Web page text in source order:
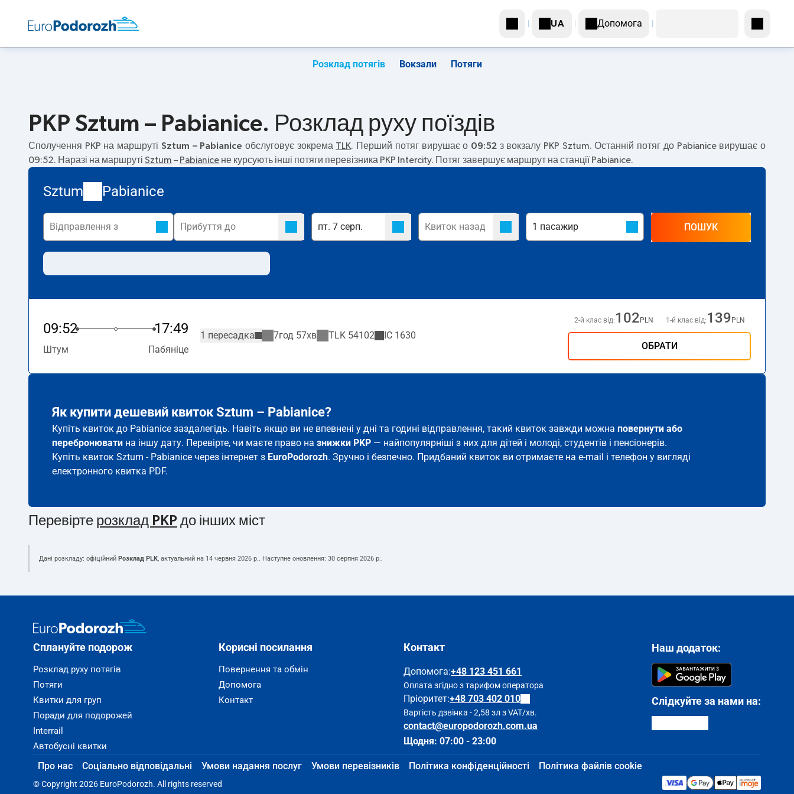
UA Допомога
Розклад потягів Вокзали Потяги
PKP Sztum – Pabianice. Розклад руху поїздів
Сполучення PKP на маршруті Sztum – Pabianice обслуговує зокрема TLK. Перший потяг вирушає о 09:52з вокзалу PKP Sztum. Останній потяг до Pabianice вирушає о
09:52. Наразі на маршруті Sztum – Pabianice не курсують інші потяги перевізника PKP Intercity. Потяг завершує маршрут на станції Pabianice.
Sztum Pabianice
ПОШУК
09:52 17:49
Штум Пабяніце
1 пересадка 7год 57хв TLK 54102 IC 1630
2-й клас від: 102 PLN 1-й клас від: 139 PLN
ОБРАТИ
Як купити дешевий квиток Sztum – Pabianice?
Купіть квиток до Pabianice заздалегідь. Навіть якщо ви не впевнені у дні та годині відправлення, такий квиток завжди можна повернути або
перебронювати на іншу дату. Перевірте, чи маєте право на знижки PKP — найпопулярніші з них для дітей і молоді, студентів і пенсіонерів.
Купіть квиток Sztum - Pabianice через інтернет з EuroPodorozh. Зручно і безпечно. Придбаний квиток ви отримаєте на e-mail і телефон у вигляді
електронного квитка PDF.
Перевірте розклад PKP до інших міст
Дані розкладу: офіційний Розклад PLK, актуальний на 14 червня 2026 р.. Наступне оновлення: 30 серпня 2026 р..
Сплануйте подорож
Розклад руху потягів
Потяги
Квитки для груп
Поради для подорожей
Interrail
Автобусні квитки
Корисні посилання
Повернення та обмін
Допомога
Контакт
Контакт
Допомога:+48 123 451 661
Оплата згідно з тарифом оператора
Пріоритет:+48 703 402 010
Вартість дзвінка - 2,58 зл з VAT/хв.
contact@europodorozh.com.ua
Щодня: 07:00 - 23:00
Наш додаток:
Слідкуйте за нами на:
Про нас Соціально відповідальні Умови надання послуг Умови перевізників Політика конфіденційності Політика файлів cookie
© Copyright 2026 EuroPodorozh. All rights reserved